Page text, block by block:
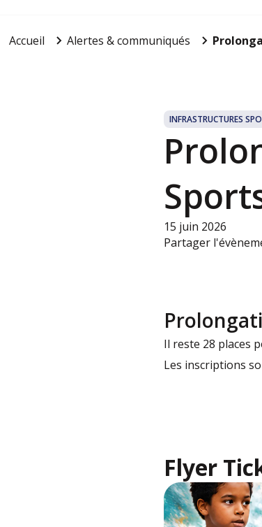
Accueil Alertes & communiqués
INFRASTRUCTURES
15 juin 2026
Partager
Il reste 28 places
Les inscriptions
Flyer